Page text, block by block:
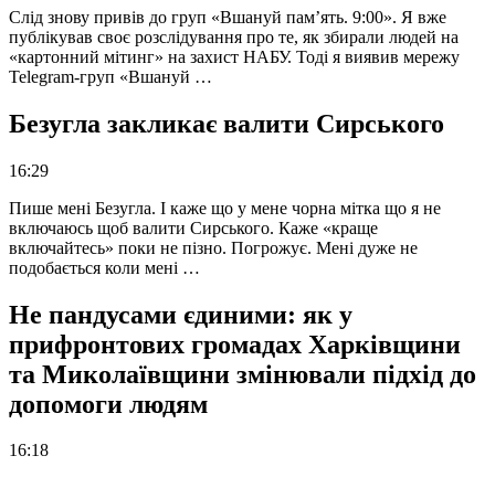
Слід знову привів до груп «Вшануй пам’ять. 9:00». Я вже
публікував своє розслідування про те, як збирали людей на
«картонний мітинг» на захист НАБУ. Тоді я виявив мережу
Telegram-груп «Вшануй …
Безугла закликає валити Сирського
16:29
Пише мені Безугла. І каже що у мене чорна мітка що я не
включаюсь щоб валити Сирського. Каже «краще
включайтесь» поки не пізно. Погрожує. Мені дуже не
подобається коли мені …
Не пандусами єдиними: як у
прифронтових громадах Харківщини
та Миколаївщини змінювали підхід до
допомоги людям
16:18